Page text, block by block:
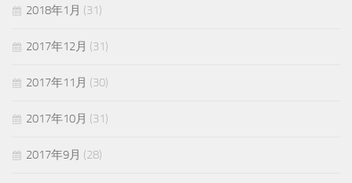
2018年1月 (31)
2017年12月 (31)
2017年11月 (30)
2017年10月 (31)
2017年9月 (28)